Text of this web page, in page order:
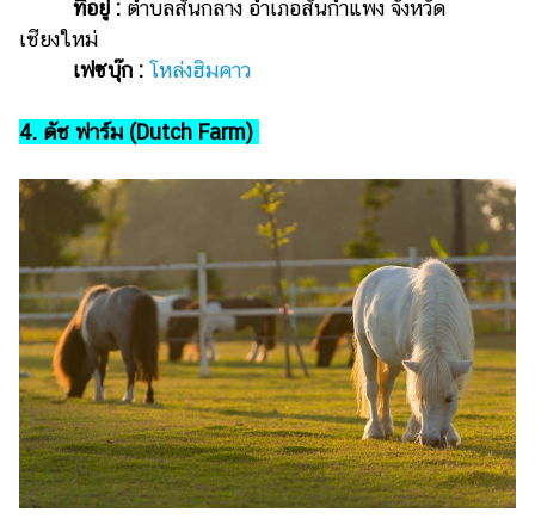
ที่อยู่ : ตำบลสันกลาง อำเภอสันกำแพง จังหวัด
เชียงใหม่
เฟซบุ๊ก : โหล่งฮิมคาว
4. ดัช ฟาร์ม (Dutch Farm)